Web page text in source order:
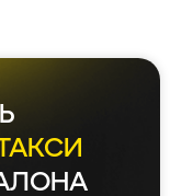
место без
осталась
как и ожидала.